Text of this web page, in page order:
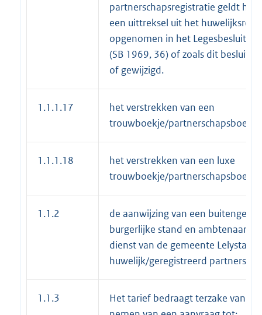
partnerschapsregistratie geldt
een uittreksel uit het
opgenomen in het Legesbesluit
(SB 1969, 36) of zoals dit besluit
of gewijzigd.
1.1.1.17
het verstrekken van een
trouwboekje/
1.1.1.18
het verstrekken van een luxe
trouwboekje/
1.1.2
de aanwijzing van een
burgerlijke stand en ambtenaar
dienst van de gemeente Lelystad)
huwelijk/geregistreerd
1.1.3
Het tarief bedraagt terzake van